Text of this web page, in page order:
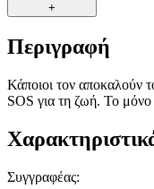
+
Περιγραφή
Κάποιοι τον αποκαλούν
SOS για τη ζωή. Το
Συγγραφέας: